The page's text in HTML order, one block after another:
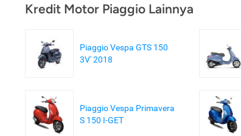
Kredit Motor Piaggio Lainnya
Piaggio Vespa GTS 150
3V' 2018
Piaggio Vespa Primavera
S 150 I-GET